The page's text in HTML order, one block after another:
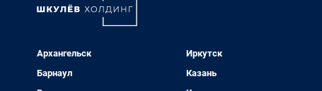
Архангельск
Барнаул
Иркутск
Казань